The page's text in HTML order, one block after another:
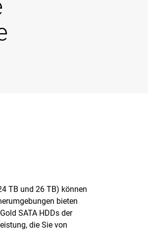
TB und 26 TB) können
bieten
SATA HDDs der
die Sie von